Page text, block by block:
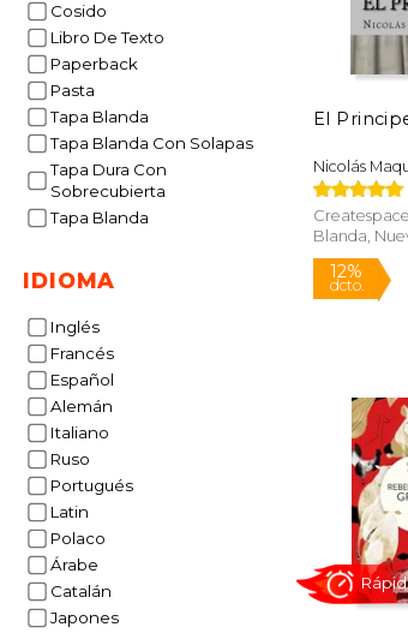
Cosido
Libro De Texto
Paperback
Pasta
Tapa Blanda
Tapa Blanda Con Solapas
Tapa Dura Con
Sobrecubierta
Tapa Blanda
IDIOMA
Inglés
Francés
Español
Alemán
Italiano
Ruso
Portugués
Latin
Polaco
Árabe
Catalán
Japones
El
Nicolás
Blanda,